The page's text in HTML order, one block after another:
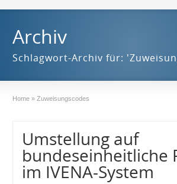
Archiv
Schlagwort-Archiv für:
Home » Zuweisungscodes
Umstellung auf
bundeseinheitliche
im IVENA-System